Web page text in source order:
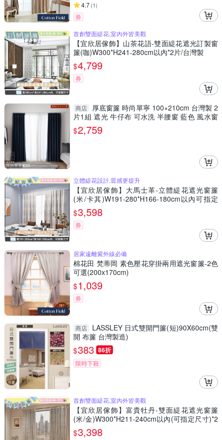
4.7(1)
券
首創雙面緹花,室內外皆美觀
【宜欣居傢飾】山茶花語-雙面緹花遮光訂製窗
簾(咖)W300*H241-280cm以內*2片/台灣製
$4,799
券
商店
厚底窗簾 時尚單寧 100×210cm 台灣製 2
片1組 遮光 牛仔布 可水洗 半腰窗 藍色 風水窗
簾 兩倍抓皺
$2,759
立體緹花設計,質感更提升
【宜欣居傢飾】大馬士革-立體緹花遮光窗簾
(米/卡其)W191-280*H166-180cm以內可指定
尺寸/遮光/摺景/半腰/窗簾/台灣製MIT
$3,598
券
居家遠離紫外線必備
棉花田 梵蒂岡 素色壓花穿掛兩用遮光窗簾-2色
可選(200x170cm)
$1,039
券
商店
LASSLEY 日式雙開門簾(短)90X60cm(雙
開 布簾 台灣製造)
$383 86折
限時下殺
首創雙面緹花,室內外皆美觀
【宜欣居傢飾】富貴牡丹-雙面緹花遮光窗簾
(米/金)W300*H211-240cm以內(可指定尺寸)*2
片/遮光/摺景/落地/窗簾/台灣製MIT
$3,398